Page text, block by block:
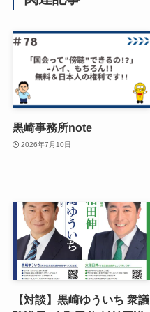
黒崎事務所note
2026年7月10日
【対談】黒崎ゆういち 衆議